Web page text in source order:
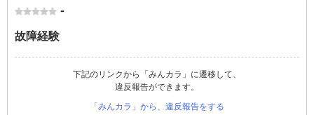
-
故障経験
下記のリンクから「みんカラ」に遷移して、
違反報告ができます。
「みんカラ」から、違反報告をする